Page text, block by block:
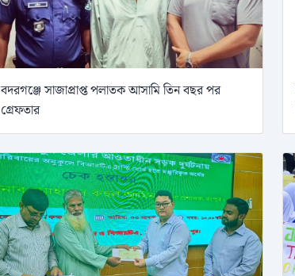
বদরগঞ্জে সাজাপ্রাপ্ত পলাতক আসামি তিন বছর পর
গ্রেফতার